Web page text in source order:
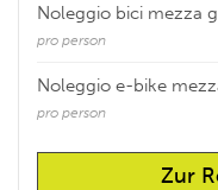
Noleggio bici mezza
pro person
Noleggio e-bike
pro person
Zur